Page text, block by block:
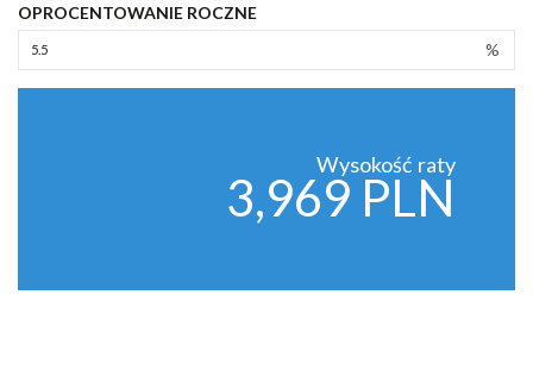
OPROCENTOWANIE ROCZNE
%
Wysokość raty
3,969 PLN